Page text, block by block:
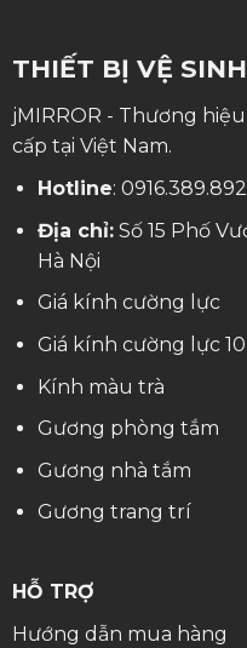
THIẾT BỊ VỆ
jMIRROR - Thương
cấp tại Việt Nam.
Hotline: 0916.389.892
Địa chỉ:Số 15 Phố
Hà Nội
Giá kính cường lực
Giá kính cường lực
Kính màu trà
Gương phòng tắm
Gương nhà tắm
Gương trang trí
HỖ TRỢ
Hướng dẫn mua hàng